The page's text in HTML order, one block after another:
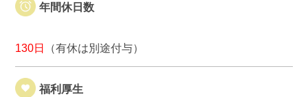
年間休日数
130日 （有休は別途付与）
福利厚生